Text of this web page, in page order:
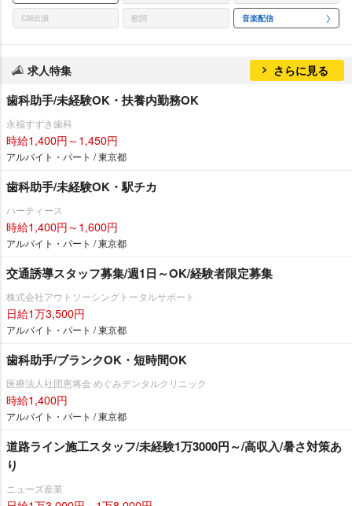
CM出演 歌詞 音楽配信
求人特集 さらに見る
歯科助手/未経験OK・扶養内勤務OK
永福すずき歯科
時給1,400円～1,450円
アルバイト・パート / 東京都
歯科助手/未経験OK・駅チカ
ハーティース
時給1,400円～1,600円
アルバイト・パート / 東京都
交通誘導スタッフ募集/週1日～OK/経験者限定募集
株式会社アウトソーシングトータルサポート
日給1万3,500円
アルバイト・パート / 東京都
歯科助手/ブランクOK・短時間OK
医療法人社団恵将会 めぐみデンタルクリニック
時給1,400円
アルバイト・パート / 東京都
道路ライン施工スタッフ/未経験1万3000円～/高収入/暑さ対策あ
り
ニューズ産業